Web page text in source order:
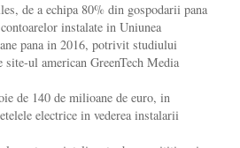
de a echipa 80% din gospodarii pana
instalate in Uniunea
pana in 2016, potrivit studiului
ul american GreenTech Media
de 140 de milioane de euro, in
electrice in vederea instalarii